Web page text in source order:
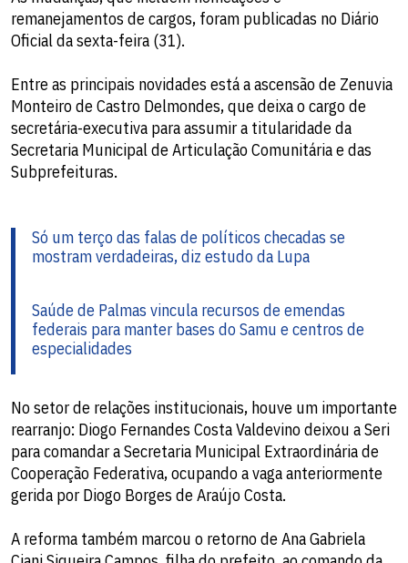
remanejamentos de cargos, foram publicadas no Diário
Oficial da sexta-feira (31).
Entre as principais novidades está a ascensão de Zenuvia
Monteiro de Castro Delmondes, que deixa o cargo de
secretária-executiva para assumir a titularidade da
Secretaria Municipal de Articulação Comunitária e das
Subprefeituras.
Só um terço das falas de políticos checadas se
mostram verdadeiras, diz estudo da Lupa
Saúde de Palmas vincula recursos de emendas
federais para manter bases do Samu e centros de
especialidades
No setor de relações institucionais, houve um importante
rearranjo: Diogo Fernandes Costa Valdevino deixou a Seri
para comandar a Secretaria Municipal Extraordinária de
Cooperação Federativa, ocupando a vaga anteriormente
gerida por Diogo Borges de Araújo Costa.
A reforma também marcou o retorno de Ana Gabriela